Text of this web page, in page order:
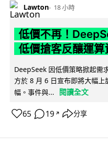
Lawton 18 小時
低價不再！
低價搶客反釀運算
DeepSeek 因低價策略掀起需
方於 8 月 6 日宣布即將大幅
幅。事件與...
閱讀全文
65 19 ↗ 分享